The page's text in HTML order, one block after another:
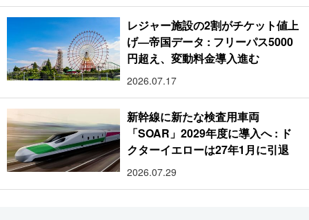
レジャー施設の2割がチケット値上
げ―帝国データ : フリーパス5000
円超え、変動料金導入進む
2026.07.17
新幹線に新たな検査用車両
「SOAR」2029年度に導入へ : ド
クターイエローは27年1月に引退
2026.07.29